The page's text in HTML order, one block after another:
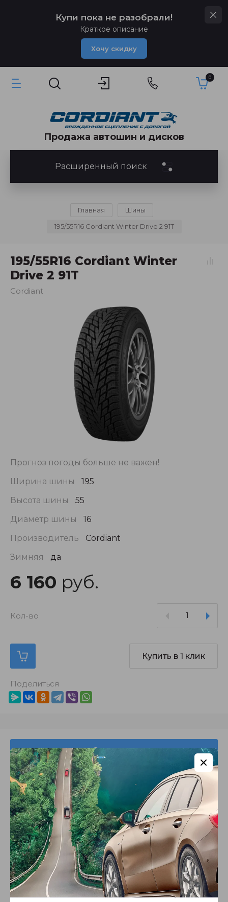
Купи пока не разобрали!
Краткое описание
Хочу скидку
0
Продажа автошин и дисков
Расширенный поиск
Главная
Шины
195/55R16 Cordiant Winter Drive 2 91T
195/55R16 Cordiant Winter
Drive 2 91T
Cordiant
Прогноз погоды больше не важен!
Ширина шины
195
Высота шины
55
Диаметр шины
16
Производитель
Cordiant
Зимняя
да
6 160 руб.
Кол-во
Купить в 1 клик
Поделиться
Описание
Cordiant Winter Drive 2
– создан для безопасного
и комфортного вождения вне зависимости от
погоды и качества дорог. Рисунок протектора,
насыщенный функциональными элементами,
сочетает актуальные технологические решения и
опыт Cordiant в разработке шин для сложных
условий. Новая функциональная резиновая смесь
эффективна в широком диапазоне температур на
поверхностях с низким сцеплением, будь то
наледь или мокрая дорога.